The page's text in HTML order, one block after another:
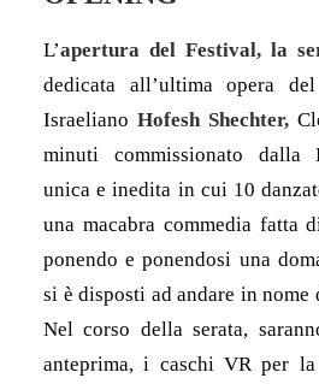
L’apertura del Festival, la
dedicata all’ultima opera
IsraelianoHofesh Shechter,
minuti commissionato dalla
unica e inedita in cui 10
una macabra commedia fatta
ponendo e ponendosi una
si è disposti ad andare in nome
Nel corso della serata,
anteprima, i caschi VR per